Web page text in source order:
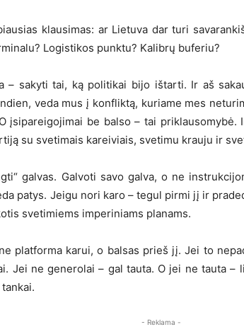
klausimas: ar Lietuva dar turi
Logistikos punktu? Kalibrų buferiu?
– sakyti tai, ką politikai bijo ištarti. Ir aš
veda mus į konfliktą, kuriame mes
įsipareigojimai be balso – tai
su svetimais kareiviais, svetimu krauju ir
galvas. Galvoti savo galva, o ne
patys. Jeigu nori karo – tegul pirmi jį ir
svetimiems imperiniams planams.
platforma karui, o balsas prieš jį. Jei to
Jei ne generolai – gal tauta. O jei ne tauta
- Reklama -